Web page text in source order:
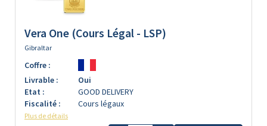
Vera One (Cours Légal - LSP)
Gibraltar
Coffre :
Livrable :
Oui
Etat :
GOOD DELIVERY
Fiscalité :
Cours légaux
Plus de détails